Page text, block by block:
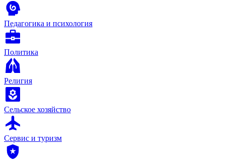
Педагогика и психология
Политика
Религия
Сельское хозяйство
Сервис и туризм